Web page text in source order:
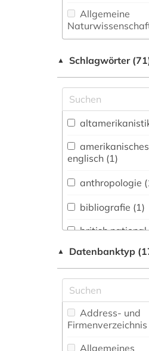
Allgemeine
fachübergreifende
Allgemeine und
vergleichende
und
Indogermanistik.
Außereuropäische
Sprachen und
Literaturen (3)
Anglistik.
Amerikanistik (7)
Biologie,
Biotechnologie (0)
Buch- und
▲ Schlagwörter
amerikanisches
englisch (1)
anthropologie
bibliografie (1)
british national
chinesisch (6)
deutsch (12)
dänisch (3)
▲ Datenbanktyp
Address- und
Firmenverzeichnis
Allgemeines